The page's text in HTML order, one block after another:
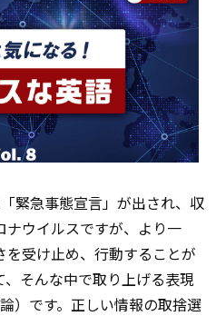
緊急事態宣言」が出され、収
ウイルスですが、より一
受け止め、行動することが
そんな中で取り上げる表現
）です。正しい情報の取捨選